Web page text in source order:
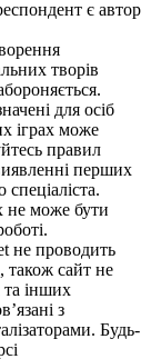
є автор
творів
для осіб
іграх може
правил
перших
не може бути
не проводить
також сайт не
та інших
з
Будь-